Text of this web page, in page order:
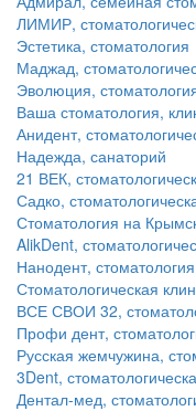
ЛИМИР,
Эстетика, стоматология
Маджад,
Эволюция,
Ваша стоматология,
Анидент,
Надежда, санаторий
21 ВЕК,
Садко,
Стоматология на
AlikDent,
Нанодент, стоматология
Стоматологическая
ВСЕ СВОИ 32,
Профи дент,
Русская жемчужина,
3Dent,
Дентал-мед,